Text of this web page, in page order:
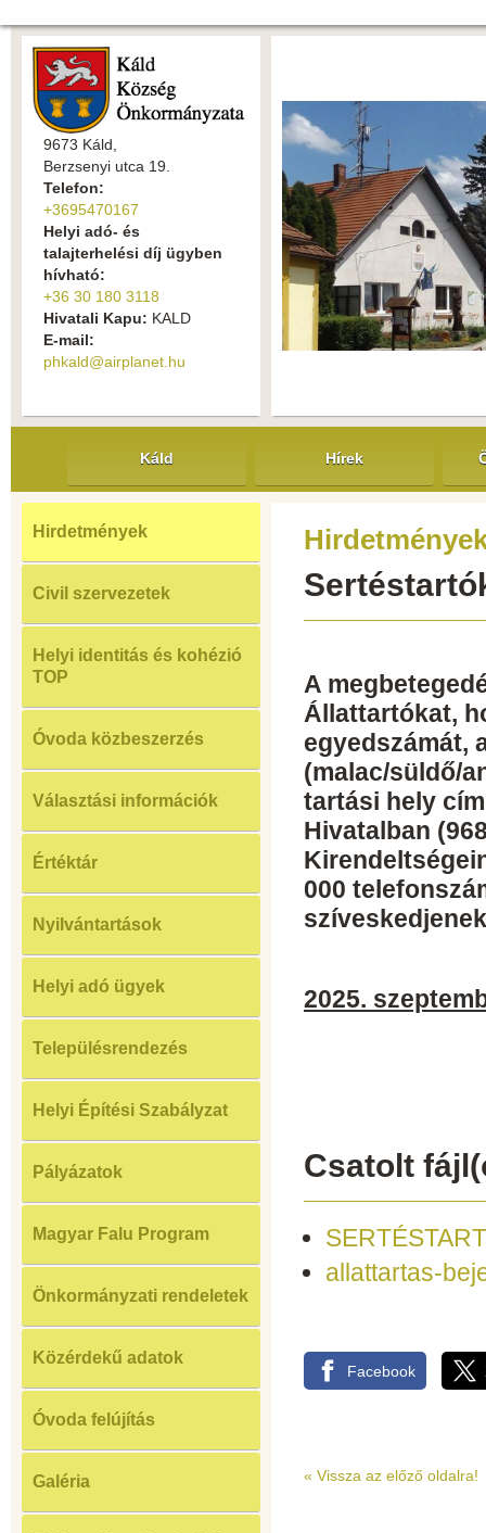
9673 Káld,
Berzsenyi utca 19.
Telefon:
+3695470167
Helyi adó- és
talajterhelési díj ügyben
hívható:
+36 30 180 3118
Hivatali Kapu: KALD
E-mail:
phkald@airplanet.hu
Káld Hírek
Hirdetmények
Civil szervezetek
Helyi identitás és kohézió
TOP
Óvoda közbeszerzés
Választási információk
Értéktár
Nyilvántartások
Helyi adó ügyek
Településrendezés
Helyi Építési Szabályzat
Pályázatok
Magyar Falu Program
Önkormányzati rendeletek
Közérdekű adatok
Óvoda felújítás
Galéria
A
Állattartókat,
egyedszámát,
(malac/süldő/
tartási hely
Hivatalban
000
2025.
Csatolt
allattartas-
Facebook
« Vissza az előző oldalra!